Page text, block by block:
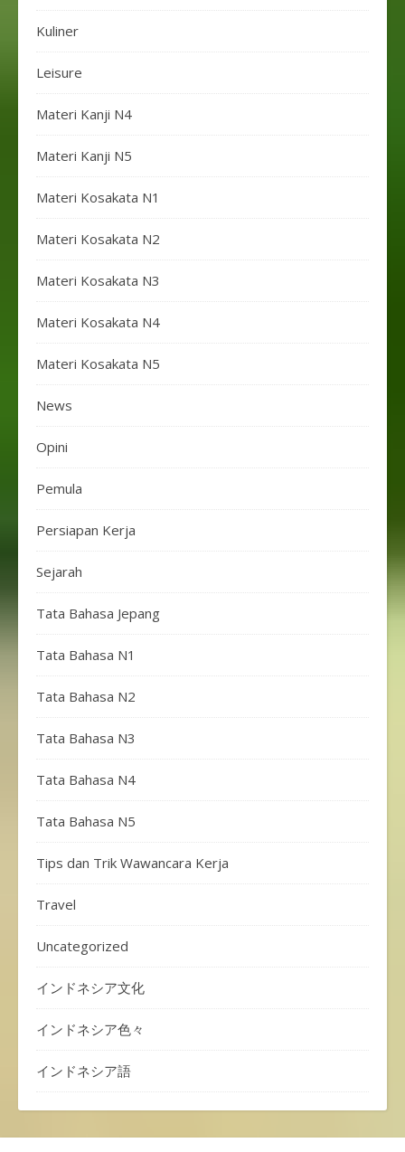
Kuliner
Leisure
Materi Kanji N4
Materi Kanji N5
Materi Kosakata N1
Materi Kosakata N2
Materi Kosakata N3
Materi Kosakata N4
Materi Kosakata N5
News
Opini
Pemula
Persiapan Kerja
Sejarah
Tata Bahasa Jepang
Tata Bahasa N1
Tata Bahasa N2
Tata Bahasa N3
Tata Bahasa N4
Tata Bahasa N5
Tips dan Trik Wawancara Kerja
Travel
Uncategorized
インドネシア文化
インドネシア色々
インドネシア語